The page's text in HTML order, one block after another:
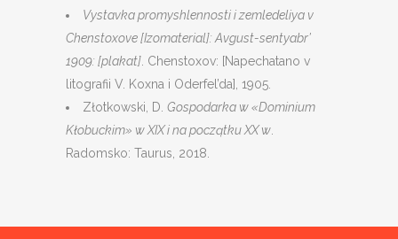
Vystavka promyshlennosti i zemledeliya v
Chenstoxove [Izomaterial]: Avgust-sentyabr’
1909: [plakat] . Chenstoxov: [Napechatano v
litografii V. Koxna i Oderfel’da], 1905.
Złotkowski, D. Gospodarka w «Dominium
Kłobuckim» w XIX i na początku XX w
Radomsko: Taurus, 2018.